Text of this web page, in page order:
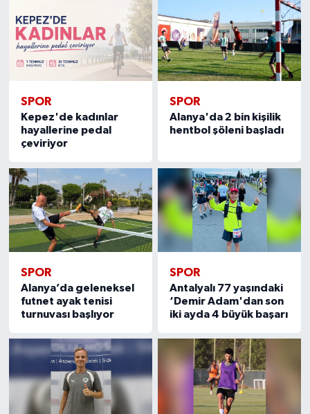
SPOR
Kepez'de kadınlar
hayallerine pedal
çeviriyor
SPOR
Alanya'da 2 bin kişilik
hentbol şöleni başladı
SPOR
Alanya’da geleneksel
futnet ayak tenisi
turnuvası başlıyor
SPOR
Antalyalı 77 yaşındaki
‘Demir Adam'dan son
iki ayda 4 büyük başarı